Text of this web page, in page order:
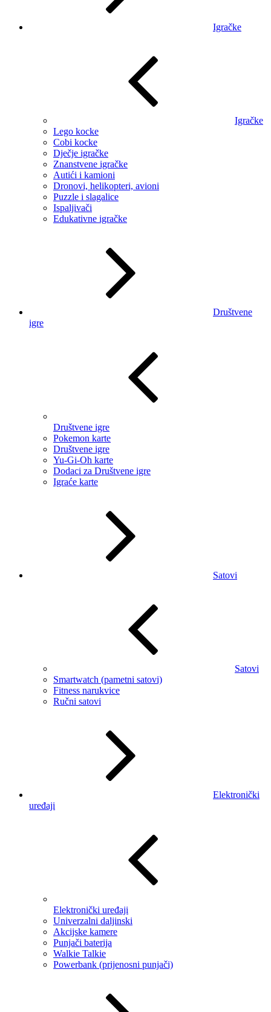
Igračke
Igračke
Lego kocke
Cobi kocke
Dječje igračke
Znanstvene igračke
Autići i kamioni
Dronovi, helikopteri, avioni
Puzzle i slagalice
Ispaljivači
Edukativne igračke
Društvene
igre
Društvene igre
Pokemon karte
Društvene igre
Yu-Gi-Oh karte
Dodaci za Društvene igre
Igraće karte
Satovi
Satovi
Smartwatch (pametni satovi)
Fitness narukvice
Ručni satovi
Elektronički
uređaji
Elektronički uređaji
Univerzalni daljinski
Akcijske kamere
Punjači baterija
Walkie Talkie
Powerbank (prijenosni punjači)